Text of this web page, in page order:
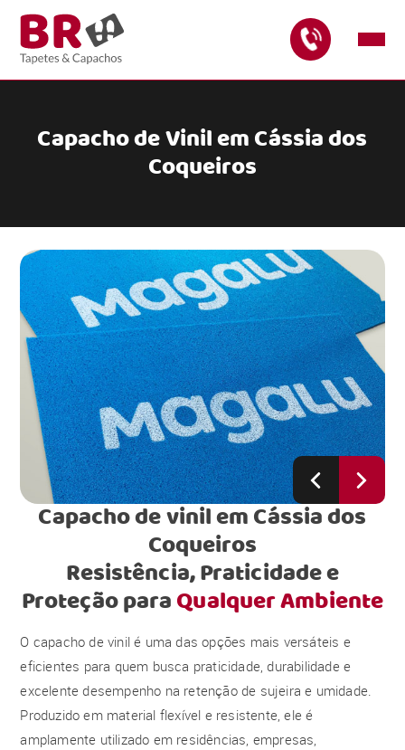
Capacho de Vinil em Cássia dos
Coqueiros
Capacho de vinil em Cássia dos
Coqueiros
Resistência, Praticidade e
Proteção paraQualquer Ambiente
O capacho de vinil é uma das opções mais versáteis e
eficientes para quem busca praticidade, durabilidade e
excelente desempenho na retenção de sujeira e umidade.
Produzido em material flexível e resistente, ele é
amplamente utilizado em residências, empresas,